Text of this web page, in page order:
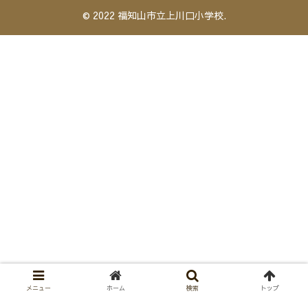
© 2022 福知山市立上川口小学校.
メニュー ホーム 検索 トップ